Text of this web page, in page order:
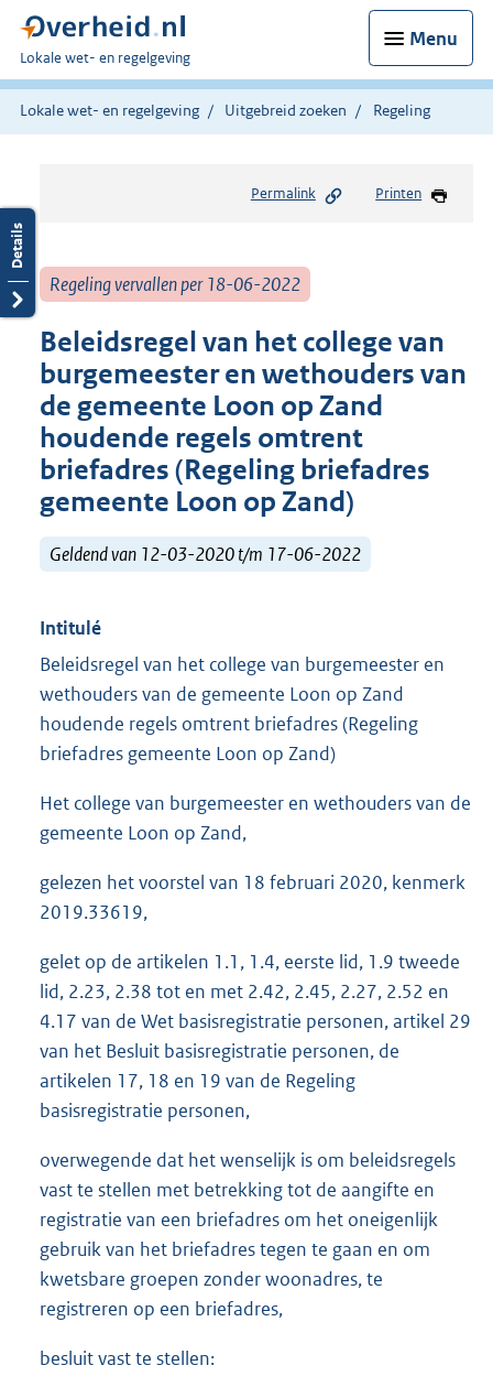
Menu
U
bent
hier:
Lokale wet- en regelgeving
Lokale wet- en regelgeving Uitgebreid zoeken Regeling
Permalink Printen
Regeling vervallen per 18-06-2022
Beleidsregel van het college van
burgemeester en wethouders van
de gemeente Loon op Zand
houdende regels omtrent
briefadres (Regeling briefadres
gemeente Loon op Zand)
Geldend van 12-03-2020 t/m 17-06-2022
Intitulé
Beleidsregel van het college van burgemeester en
wethouders van de gemeente Loon op Zand
houdende regels omtrent briefadres (Regeling
briefadres gemeente Loon op Zand)
Het college van burgemeester en wethouders van de
gemeente Loon op Zand,
gelezen het voorstel van 18 februari 2020, kenmerk
2019.33619,
gelet op de artikelen 1.1, 1.4, eerste lid, 1.9 tweede
lid, 2.23, 2.38 tot en met 2.42, 2.45, 2.27, 2.52 en
4.17 van de Wet basisregistratie personen, artikel 29
van het Besluit basisregistratie personen, de
artikelen 17, 18 en 19 van de Regeling
basisregistratie personen,
overwegende dat het wenselijk is om beleidsregels
vast te stellen met betrekking tot de aangifte en
registratie van een briefadres om het oneigenlijk
gebruik van het briefadres tegen te gaan en om
kwetsbare groepen zonder woonadres, te
registreren op een briefadres,
besluit vast te stellen: